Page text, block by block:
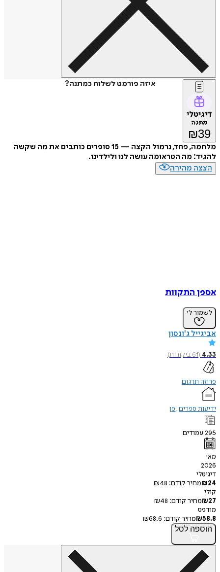
איזה פורמט לשלוח כמתנה?
₪
מלחמה, פחד, נרמול הקצה — 15 סופרים כותבים את מה שקשה
מה הטראומה עושה לנו ולילדינו.
מהירה
התקוות
לי
ג'ונסון
61ביקורות)
תרגום
ספרים פן
קודם:
₪48
קודם: ₪48
מחיר קודם: ₪68.6
לסל